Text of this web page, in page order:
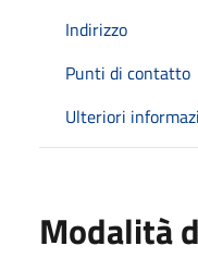
Indirizzo
Punti di contatto
Ulteriori
Modalità